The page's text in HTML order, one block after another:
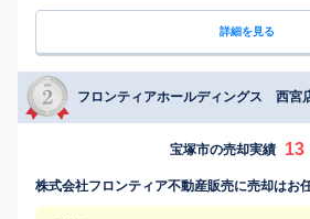
詳細を見る
フロンティアホールディングス 西宮
宝塚市の売却実績 13
株式会社フロンティア不動産販売に売却はお